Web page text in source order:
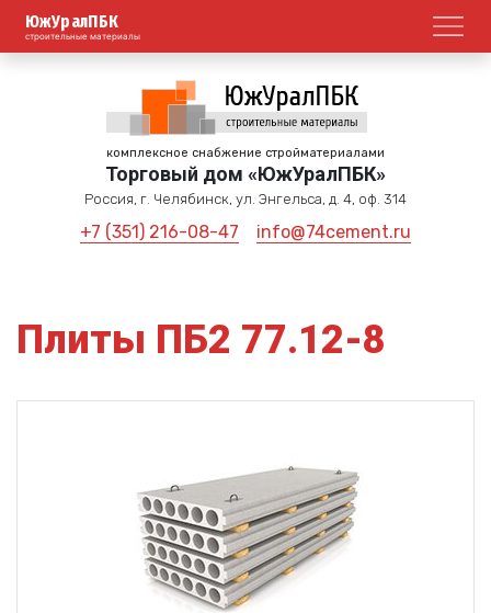
ЮжУралПБК
строительные материалы
комплексное снабжение стройматериалами
Торговый дом «ЮжУралПБК»
Россия, г. Челябинск, ул. Энгельса, д. 4, оф. 314
+7 (351) 216-08-47 info@74cement.ru
Плиты ПБ2 77.12-8